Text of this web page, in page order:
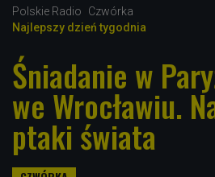
Polskie Radio
Czwórka
Najlepszy dzień tygodnia
Śniadanie w
we Wrocławiu.
ptaki świata